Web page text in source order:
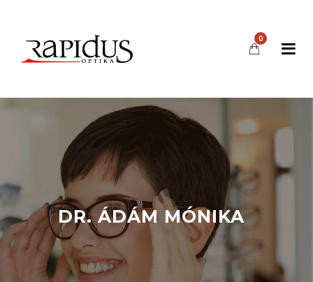
0
DR. ÁDÁM MÓNIKA